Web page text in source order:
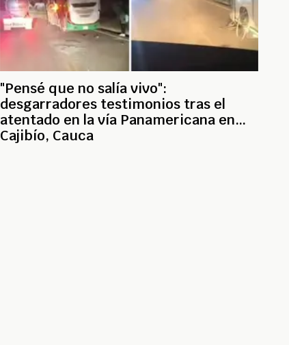
"Pensé que no salía vivo":
desgarradores testimonios tras el
atentado en la vía Panamericana en
Cajibío, Cauca